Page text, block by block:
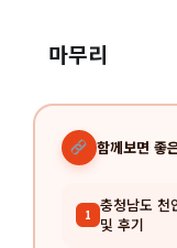
마무리
함께보면 좋
1 충청남도 천
및 후기